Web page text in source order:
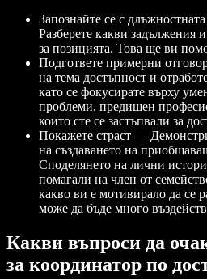
Запознайте се с
Разберете какви задължения
за позицията. Това ще ви
Подгответе примерни
на тема достъпност и
като се фокусирате върху
проблеми, предишен
които сте се застъпвали за
Покажете страст —
на създаването на
Споделянето на лични
помагали на член от
какво ви е мотивирало да се
може да бъде много
Какви въпроси да
за координатор по